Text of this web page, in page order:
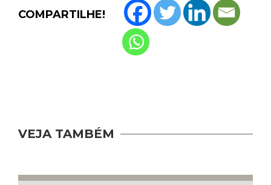
COMPARTILHE!
VEJA TAMBÉM